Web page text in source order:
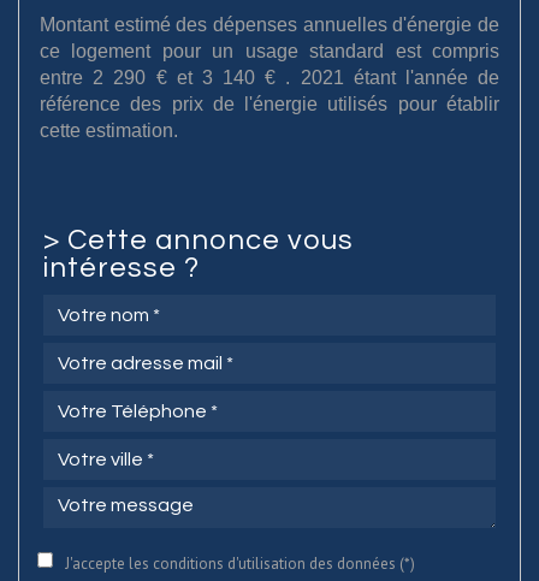
Montant estimé des dépenses annuelles d'énergie de
ce logement pour un usage standard est compris
entre 2 290 € et 3 140 € . 2021 étant l'année de
référence des prix de l'énergie utilisés pour établir
cette estimation.
> Cette annonce vous
intéresse ?
J'accepte les conditions d'utilisation des données (*)